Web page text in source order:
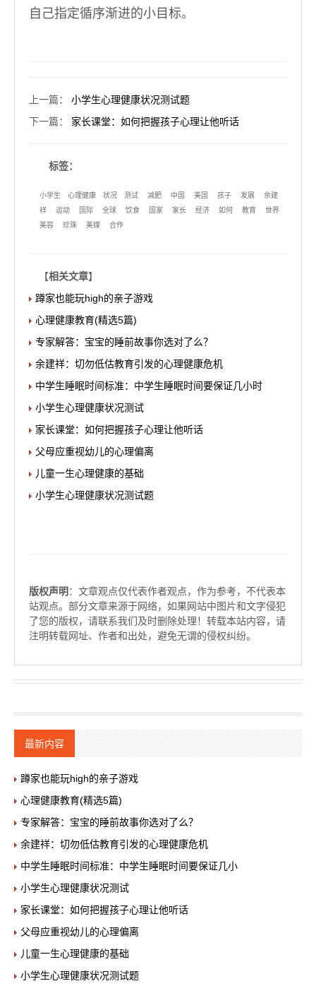
自己指定循序渐进的小目标。
上一篇： 小学生心理健康状况测试题
下一篇： 家长课堂：如何把握孩子心理让他听话
标签：
小学生 心理健康 状况 测试 减肥 中国 美国 孩子 发展
余建
祥
运动 国际 全球 饮食 国家 家长 经济 如何 教育
世界
美容
珍珠 美媒 合作
【相关文章】
蹲家也能玩high的亲子游戏
心理健康教育(精选5篇)
专家解答：宝宝的睡前故事你选对了么？
余建祥：切勿低估教育引发的心理健康危机
中学生睡眠时间标准：中学生睡眠时间要保证几小时
小学生心理健康状况测试
家长课堂：如何把握孩子心理让他听话
父母应重视幼儿的心理偏离
儿童一生心理健康的基础
小学生心理健康状况测试题
版权声明 ：文章观点仅代表作者观点，作为参考，不代表本
站观点。部分文章来源于网络，如果网站中图片和文字侵犯
了您的版权，请联系我们及时删除处理！转载本站内容，请
注明转载网址、作者和出处，避免无谓的侵权纠纷。
最新内容
蹲家也能玩high的亲子游戏
心理健康教育(精选5篇)
专家解答：宝宝的睡前故事你选对了么？
余建祥：切勿低估教育引发的心理健康危机
中学生睡眠时间标准：中学生睡眠时间要保证几小
小学生心理健康状况测试
家长课堂：如何把握孩子心理让他听话
父母应重视幼儿的心理偏离
儿童一生心理健康的基础
小学生心理健康状况测试题